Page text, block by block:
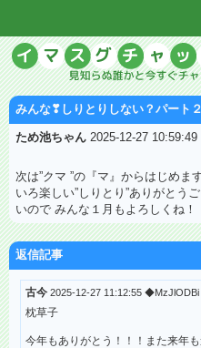
みんな❣しりとりしない？パート
ため池ちゃん 2025-12-27
次は”クマ ”の『マ』からはじめ
いろ楽しい”しりとり”ありがとう
いので みんな１月もよろしくね！
返信記事
古今 2025-12-27 11:12:55 ◆MzJlODBi
枕草子
今年もありがとう！！！また来年